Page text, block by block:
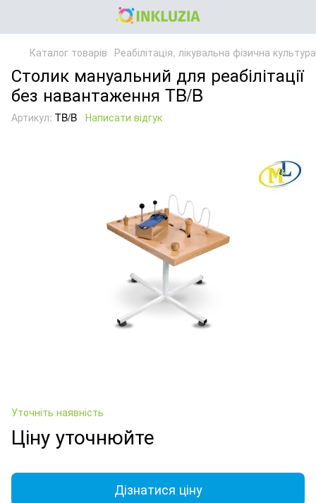
Каталог товарів Реабілітація, лікувальна фізична
Столик мануальний для реабілітації
без навантаження TB/B
Артикул: TB/B Написати відгук
Уточніть наявність
Ціну уточнюйте
Дізнатися ціну